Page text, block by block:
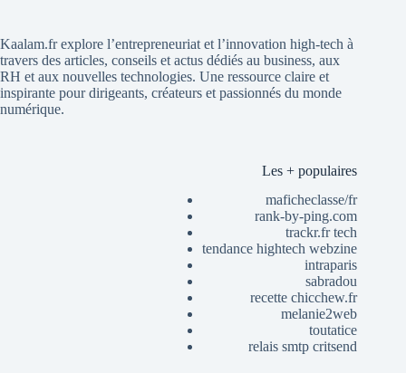
Kaalam.fr explore l’entrepreneuriat et l’innovation high-tech à
travers des articles, conseils et actus dédiés au business, aux
RH et aux nouvelles technologies. Une ressource claire et
inspirante pour dirigeants, créateurs et passionnés du monde
numérique.
Les + populaires
maficheclasse/fr
rank-by-ping.com
trackr.fr tech
tendance hightech webzine
intraparis
sabradou
recette chicchew.fr
melanie2web
toutatice
relais smtp critsend